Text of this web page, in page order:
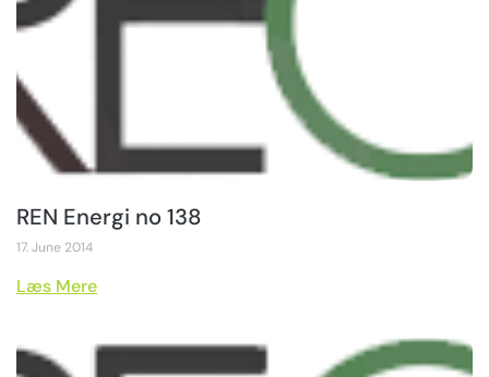
REN Energi no 138
17. June 2014
Læs Mere